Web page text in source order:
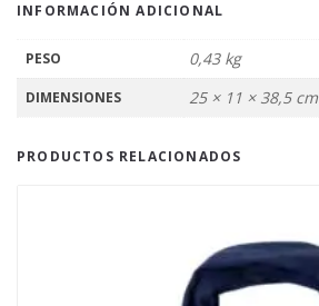
INFORMACIÓN ADICIONAL
PESO 0,43 kg
DIMENSIONES 25 × 11 × 38,5 cm
PRODUCTOS RELACIONADOS